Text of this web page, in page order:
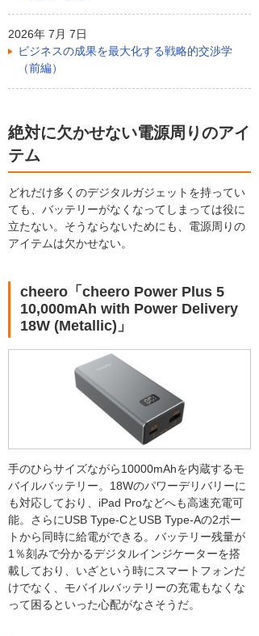
2026年 7月 7日
ビジネスの成果を最大化する戦略的交渉学
（前編）
絶対に欠かせない電源周りのアイ
テム
どれだけ多くのデジタルガジェットを持ってい
ても、バッテリーがなくなってしまっては役に
立たない。そうならないためにも、電源周りの
アイテムは欠かせない。
cheero「cheero Power Plus 5
10,000mAh with Power Delivery
18W (Metallic)」
手のひらサイズながら10000mAhを内蔵するモ
バイルバッテリー。18Wのパワーデリバリーに
も対応しており、iPad Proなどへも高速充電可
能。さらにUSB Type-CとUSB Type-Aの2ポー
トから同時に給電ができる。バッテリー残量が
1％刻みで分かるデジタルインジケーターを搭
載しており、いざという時にスマートフォンだ
けでなく、モバイルバッテリーの充電もなくな
って困るといった心配がなさそうだ。